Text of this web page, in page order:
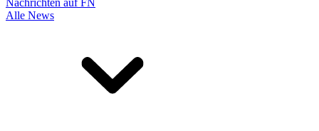
Nachrichten auf FN
Alle News